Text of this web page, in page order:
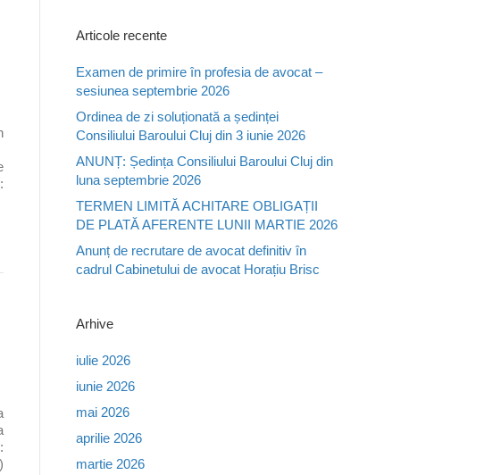
Articole recente
Examen de primire în profesia de avocat –
sesiunea septembrie 2026
Ordinea de zi soluționată a ședinței
Consiliului Baroului Cluj din 3 iunie 2026
ANUNȚ: Ședința Consiliului Baroului Cluj din
luna septembrie 2026
TERMEN LIMITĂ ACHITARE OBLIGAȚII
DE PLATĂ AFERENTE LUNII MARTIE 2026
Anunț de recrutare de avocat definitiv în
cadrul Cabinetului de avocat Horațiu Brisc
Arhive
iulie 2026
iunie 2026
mai 2026
aprilie 2026
martie 2026